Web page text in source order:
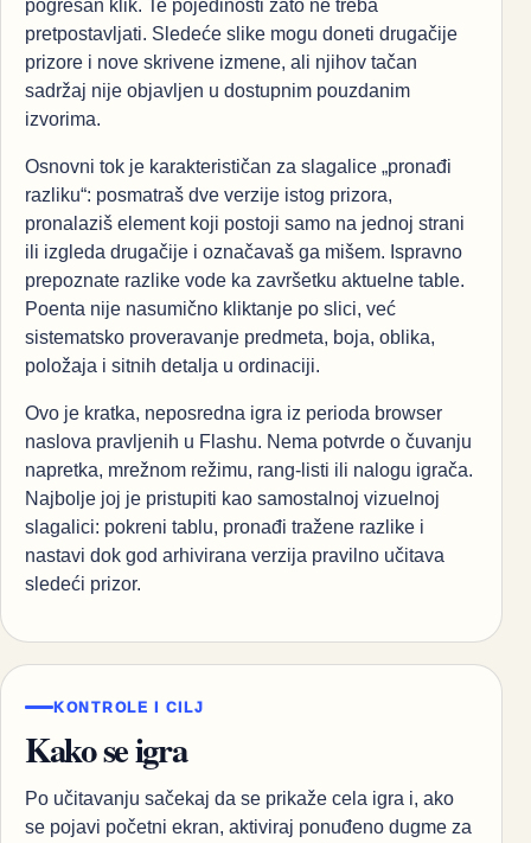
pogrešan klik. Te pojedinosti zato ne treba
pretpostavljati. Sledeće slike mogu doneti drugačije
prizore i nove skrivene izmene, ali njihov tačan
sadržaj nije objavljen u dostupnim pouzdanim
izvorima.
Osnovni tok je karakterističan za slagalice „pronađi
razliku“: posmatraš dve verzije istog prizora,
pronalaziš element koji postoji samo na jednoj strani
ili izgleda drugačije i označavaš ga mišem. Ispravno
prepoznate razlike vode ka završetku aktuelne table.
Poenta nije nasumično kliktanje po slici, već
sistematsko proveravanje predmeta, boja, oblika,
položaja i sitnih detalja u ordinaciji.
Ovo je kratka, neposredna igra iz perioda browser
naslova pravljenih u Flashu. Nema potvrde o čuvanju
napretka, mrežnom režimu, rang-listi ili nalogu igrača.
Najbolje joj je pristupiti kao samostalnoj vizuelnoj
slagalici: pokreni tablu, pronađi tražene razlike i
nastavi dok god arhivirana verzija pravilno učitava
sledeći prizor.
KONTROLE I CILJ
Kako se igra
Po učitavanju sačekaj da se prikaže cela igra i, ako
se pojavi početni ekran, aktiviraj ponuđeno dugme za